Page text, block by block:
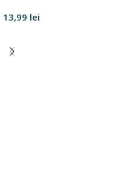
13,99 lei